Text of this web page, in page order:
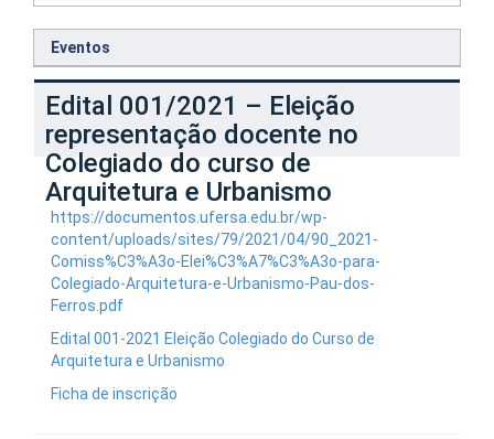
Eventos
Edital 001/2021 – Eleição
representação docente no
Colegiado do curso de
Arquitetura e Urbanismo
https://documentos.ufersa.edu.br/wp-
content/uploads/sites/79/2021/04/90_2021-
Comiss%C3%A3o-Elei%C3%A7%C3%A3o-para-
Colegiado-Arquitetura-e-Urbanismo-Pau-dos-
Ferros.pdf
Edital 001-2021 Eleição Colegiado do Curso de
Arquitetura e Urbanismo
Ficha de inscrição